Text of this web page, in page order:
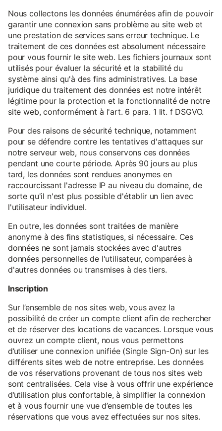
Nous collectons les données énumérées afin de pouvoir
garantir une connexion sans problème au site web et
une prestation de services sans erreur technique. Le
traitement de ces données est absolument nécessaire
pour vous fournir le site web. Les fichiers journaux sont
utilisés pour évaluer la sécurité et la stabilité du
système ainsi qu'à des fins administratives. La base
juridique du traitement des données est notre intérêt
légitime pour la protection et la fonctionnalité de notre
site web, conformément à l'art. 6 para. 1 lit. f DSGVO.
Pour des raisons de sécurité technique, notamment
pour se défendre contre les tentatives d'attaques sur
notre serveur web, nous conservons ces données
pendant une courte période. Après 90 jours au plus
tard, les données sont rendues anonymes en
raccourcissant l'adresse IP au niveau du domaine, de
sorte qu'il n'est plus possible d'établir un lien avec
l'utilisateur individuel.
En outre, les données sont traitées de manière
anonyme à des fins statistiques, si nécessaire. Ces
données ne sont jamais stockées avec d'autres
données personnelles de l'utilisateur, comparées à
d'autres données ou transmises à des tiers.
Inscription
Sur l’ensemble de nos sites web, vous avez la
possibilité de créer un compte client afin de rechercher
et de réserver des locations de vacances. Lorsque vous
ouvrez un compte client, nous vous permettons
d’utiliser une connexion unifiée (Single Sign-On) sur les
différents sites web de notre entreprise. Les données
de vos réservations provenant de tous nos sites web
sont centralisées. Cela vise à vous offrir une expérience
d’utilisation plus confortable, à simplifier la connexion
et à vous fournir une vue d’ensemble de toutes les
réservations que vous avez effectuées sur nos sites.